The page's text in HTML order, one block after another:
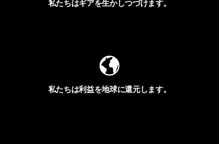
私たちはギアを生かしつづけます。
私たちは利益を地球に還元します。